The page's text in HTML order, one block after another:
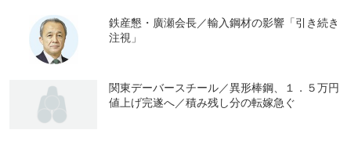
鉄産懇・廣瀬会長／輸入鋼材の影響「引き続き
注視」
関東デーバースチール／異形棒鋼、１．５万円
値上げ完遂へ／積み残し分の転嫁急ぐ